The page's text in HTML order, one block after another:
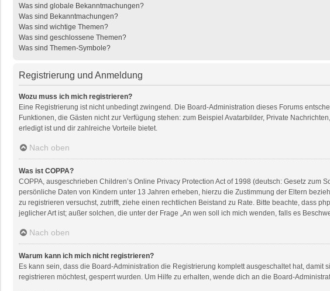
Was sind globale Bekanntmachungen?
Was sind Bekanntmachungen?
Was sind wichtige Themen?
Was sind geschlossene Themen?
Was sind Themen-Symbole?
Registrierung und Anmeldung
Wozu muss ich mich registrieren?
Eine Registrierung ist nicht unbedingt zwingend. Die Board-Administration dieses Forums
Funktionen, die Gästen nicht zur Verfügung stehen: zum Beispiel Avatarbilder, Private
erledigt ist und dir zahlreiche Vorteile bietet.
Nach oben
Was ist COPPA?
COPPA, ausgeschrieben Children’s Online Privacy Protection Act of 1998 (deutsch: Gesetz
persönliche Daten von Kindern unter 13 Jahren erheben, hierzu die Zustimmung der Eltern
zu registrieren versuchst, zutrifft, ziehe einen rechtlichen Beistand zu Rate. Bitte beachte, dass
jeglicher Art ist; außer solchen, die unter der Frage „An wen soll ich mich wenden, falls es
Nach oben
Warum kann ich mich nicht registrieren?
Es kann sein, dass die Board-Administration die Registrierung komplett ausgeschaltet hat,
registrieren möchtest, gesperrt wurden. Um Hilfe zu erhalten, wende dich an die Board-